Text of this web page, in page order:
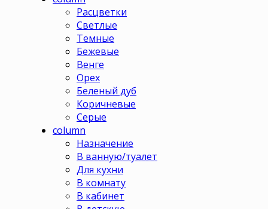
Расцветки
Светлые
Темные
Бежевые
Венге
Орех
Беленый дуб
Коричневые
Серые
column
Назначение
В ванную/туалет
Для кухни
В комнату
В кабинет